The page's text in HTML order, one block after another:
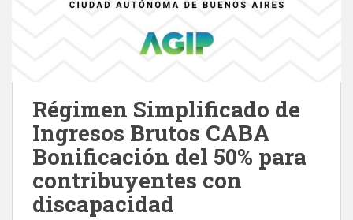
Régimen Simplificado de
Ingresos Brutos CABA
Bonificación del 50% para
contribuyentes con
discapacidad